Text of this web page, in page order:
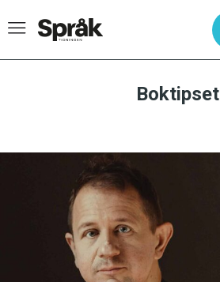
Artiklar
Krönikor
Språkfrågor
Skrivtips
Bokrecensioner
Boktipset